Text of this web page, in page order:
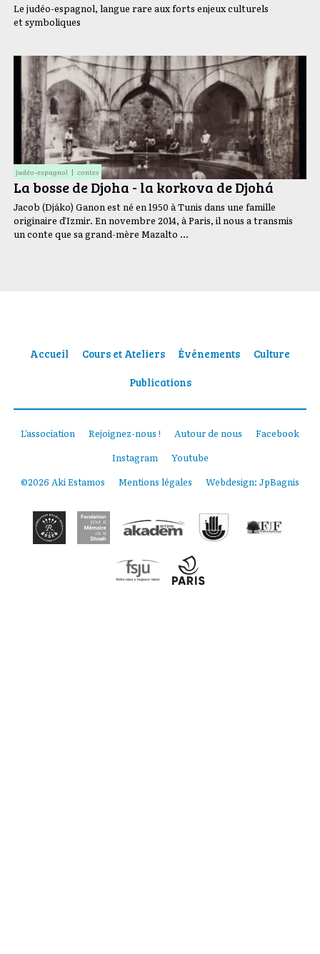
Le judéo-espagnol, langue rare aux forts enjeux culturels
et symboliques
judéo-espagnol contes
La bosse de Djoha - la korkova de Djohá
Jacob (Djáko) Ganon est né en 1950 à Tunis dans une famille
originaire d’Izmir. En novembre 2014, à Paris, il nous a transmis
un conte que sa grand-mère Mazalto …
Accueil Cours et Ateliers Événements
Culture
Publications
L’association Rejoignez-nous ! Autour de nous
Facebook
Instagram
Youtube
©2026 Aki Estamos
Mentions légales Webdesign: JpBagnis